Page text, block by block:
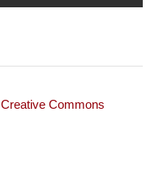
Creative Commons